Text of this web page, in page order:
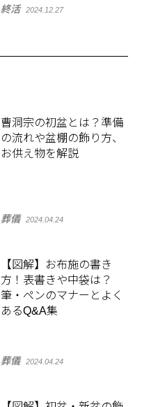
終活 2024.12.27
曹洞宗の初盆とは？準備
の流れや盆棚の飾り方、
お供え物を解説
葬儀 2024.04.24
【図解】お布施の書き
方！表書きや中袋は？
筆・ペンのマナーとよく
あるQ&A集
葬儀 2024.04.24